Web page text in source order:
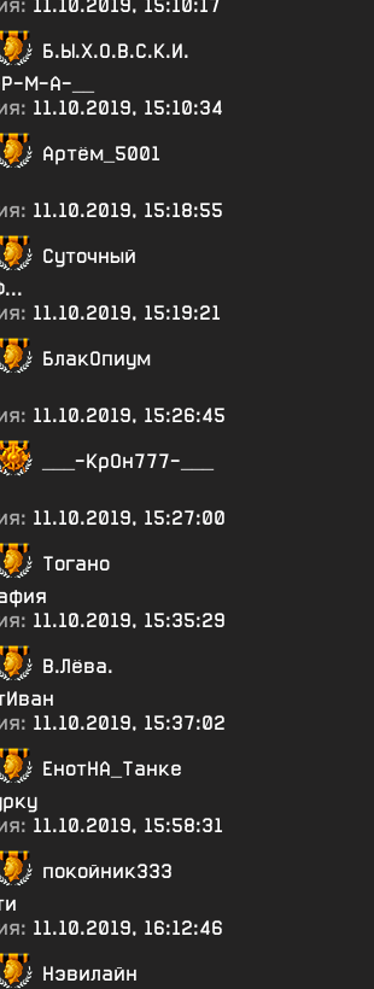
11.10.2019, 15:10:17
Б.Ы.Х.О.В.С.К.И.
М-А-__
11.10.2019, 15:10:34
Артём_5001
11.10.2019, 15:18:55
Суточный
11.10.2019, 15:19:21
БлакОпиум
11.10.2019, 15:26:45
___-КрОн777-___
11.10.2019, 15:27:00
Тогано
11.10.2019, 15:35:29
В.Лёва.
11.10.2019, 15:37:02
ЕнотНА_Танке
11.10.2019, 15:58:31
покойник333
11.10.2019, 16:12:46
Нэвилайн